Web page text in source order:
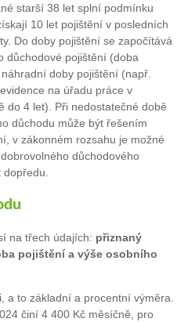
starší 38 let splní podmínku
10 let pojištění v posledních
Do doby pojištění se započítává
důchodové pojištění (doba
doby pojištění (např.
na úřadu práce v
do 4 let). Při nedostatečné době
důchodu může být řešením
v zákonném rozsahu je možné
důchodového
na třech údajích: přiznaný
pojištění a výše osobního
a to základní a procentní výměra.
činí 4 400 Kč měsíčně, pro